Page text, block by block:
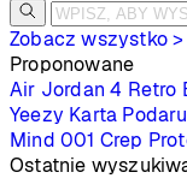
Zobacz wszystko >
Proponowane
Air Jordan 4 Retro
Yeezy Karta
Mind 001 Crep
Ostatnie